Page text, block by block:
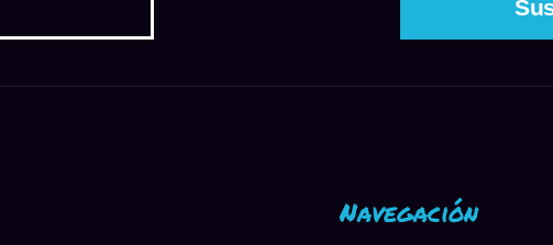
Navegación